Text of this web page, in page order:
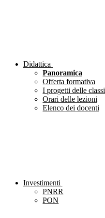
Didattica
Panoramica
Offerta formativa
I progetti delle classi
Orari delle lezioni
Elenco dei docenti
Investimenti
PNRR
PON